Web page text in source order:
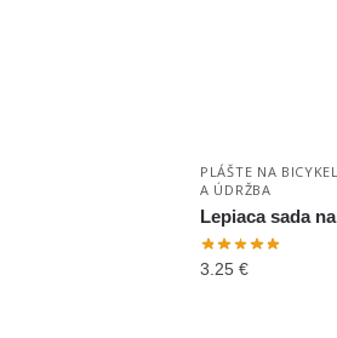
PLÁŠTE NA
A ÚDRŽBA
Lepiaca sada
3.25 €